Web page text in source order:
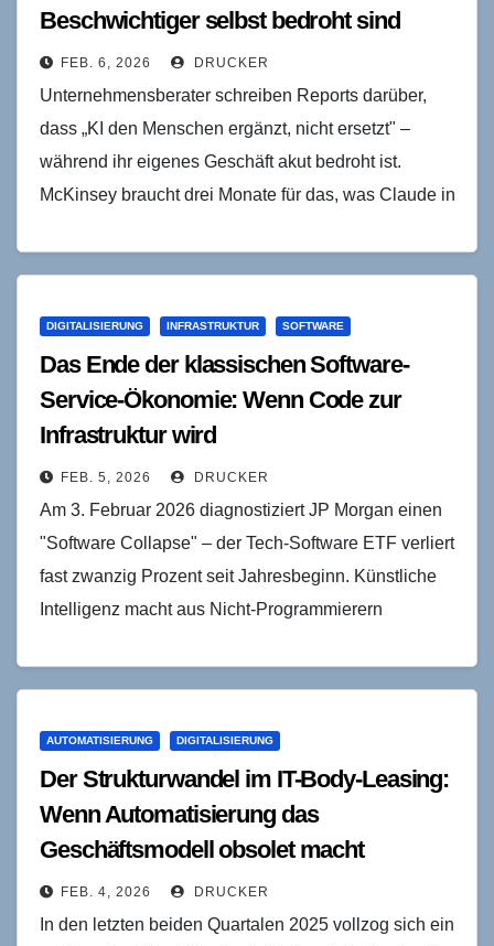
Beschwichtiger selbst bedroht sind
FEB. 6, 2026 DRUCKER
Unternehmensberater schreiben Reports darüber,
dass „KI den Menschen ergänzt, nicht ersetzt" –
während ihr eigenes Geschäft akut bedroht ist.
McKinsey braucht drei Monate für das, was Claude in
DIGITALISIERUNG INFRASTRUKTUR SOFTWARE
Das Ende der klassischen Software-
Service-Ökonomie: Wenn Code zur
Infrastruktur wird
FEB. 5, 2026 DRUCKER
Am 3. Februar 2026 diagnostiziert JP Morgan einen
"Software Collapse" – der Tech-Software ETF verliert
fast zwanzig Prozent seit Jahresbeginn. Künstliche
Intelligenz macht aus Nicht-Programmierern
AUTOMATISIERUNG DIGITALISIERUNG
Der Strukturwandel im IT-Body-Leasing:
Wenn Automatisierung das
Geschäftsmodell obsolet macht
FEB. 4, 2026 DRUCKER
In den letzten beiden Quartalen 2025 vollzog sich ein